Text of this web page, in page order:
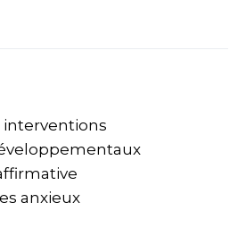
interventions
anxieux